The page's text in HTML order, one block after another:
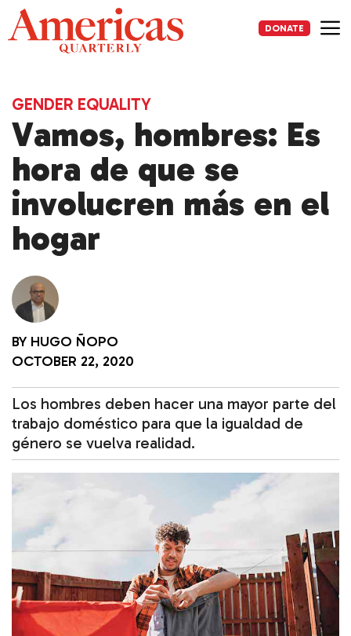
Skip
to
content
DONATE
GENDER EQUALITY
Vamos, hombres: Es
hora de que se
involucren más en el
hogar
BY HUGO ÑOPO
OCTOBER 22, 2020
Los hombres deben hacer una mayor parte del
trabajo doméstico para que la igualdad de
género se vuelva realidad.